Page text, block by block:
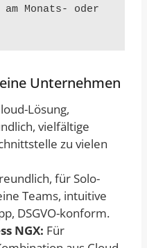
Monats- oder
Unternehmen
Lösung,
vielfältige
zu vielen
für Solo-
Teams, intuitive
DSGVO-konform.
NGX: Für